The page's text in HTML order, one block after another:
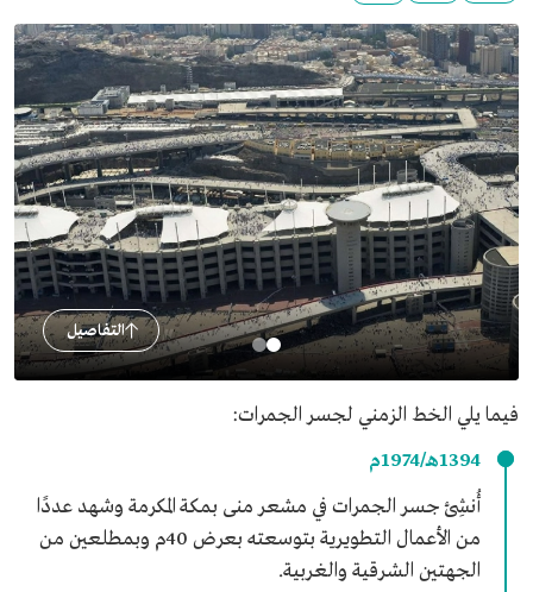
التفاصيل
فيما يلي الخط الزمني لجسر الجمرات:
1394هـ/1974م
أُنشِئ جسر الجمرات في مشعر منى بمكة المكرمة وشهد عددًا
من الأعمال التطويرية بتوسعته بعرض 40م وبمطلعين من
الجهتين الشرقية والغربية.